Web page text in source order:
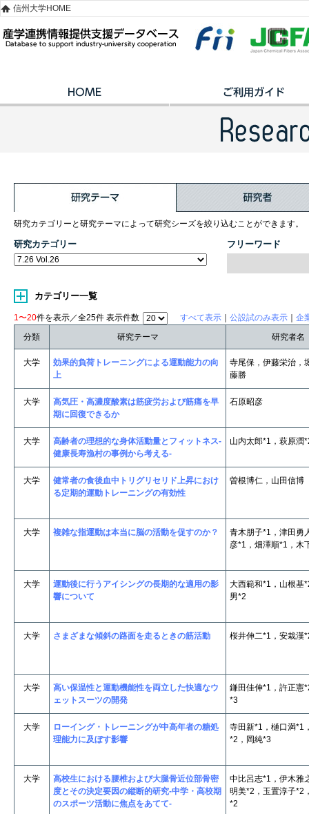
信州大学HOME
研究カテゴリーと研究テーマによって研究シーズを絞り込むことができます。
研究カテゴリー フリーワード
カテゴリー一覧
1〜20件を表示／全25件 表示件数 すべて表示 公設試のみ表示
企
分類
研究テーマ 研究者名
大学
効果的負荷トレーニングによる運動能力の向
上
寺尾保，伊藤栄治，
藤勝
大学
高気圧・高濃度酸素は筋疲労および筋痛を早
期に回復できるか
石原昭彦
大学
高齢者の理想的な身体活動量とフィットネス-
健康長寿漁村の事例から考える-
山内太郎*1，萩原潤
大学
健常者の食後血中トリグリセリド上昇におけ
る定期的運動トレーニングの有効性
曽根博仁，山田信博
大学 複雑な指運動は本当に脳の活動を促すのか？
青木朋子*1，津田勇
彦*1，畑澤順*1，木
大学
運動後に行うアイシングの長期的な適用の影
響について
大西範和*1，山根基
男*2
大学 さまざまな傾斜の路面を走るときの筋活動 桜井伸二*1，安栽漢
大学
高い保温性と運動機能性を両立した快適なウ
ェットスーツの開発
鎌田佳伸*1，許正憲
*3
大学
ローイング・トレーニングが中高年者の糖処
理能力に及ぼす影響
寺田新*1，樋口満*1
*2，岡純*3
大学
高校生における腰椎および大腿骨近位部骨密
度とその決定要因の縦断的研究-中学・高校期
のスポーツ活動に焦点をあてて-
中比呂志*1，伊木雅
明美*2，玉置淳子*2
*2